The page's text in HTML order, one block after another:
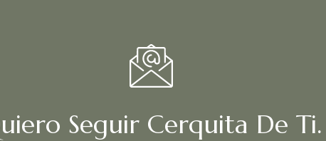
Seguir Cerquita De Ti.